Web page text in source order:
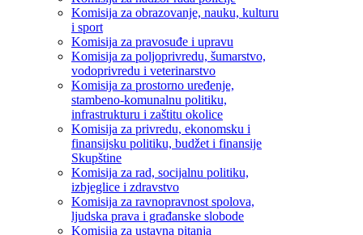
Komisija za obrazovanje, nauku, kulturu
i sport
Komisija za pravosuđe i upravu
Komisija za poljoprivredu, šumarstvo,
vodoprivredu i veterinarstvo
Komisija za prostorno uređenje,
stambeno-komunalnu politiku,
infrastrukturu i zaštitu okolice
Komisija za privredu, ekonomsku i
finansijsku politiku, budžet i finansije
Skupštine
Komisija za rad, socijalnu politiku,
izbjeglice i zdravstvo
Komisija za ravnopravnost spolova,
ljudska prava i građanske slobode
Komisija za ustavna pitanja